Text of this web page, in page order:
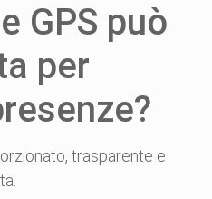
GPS può
per
trasparente e